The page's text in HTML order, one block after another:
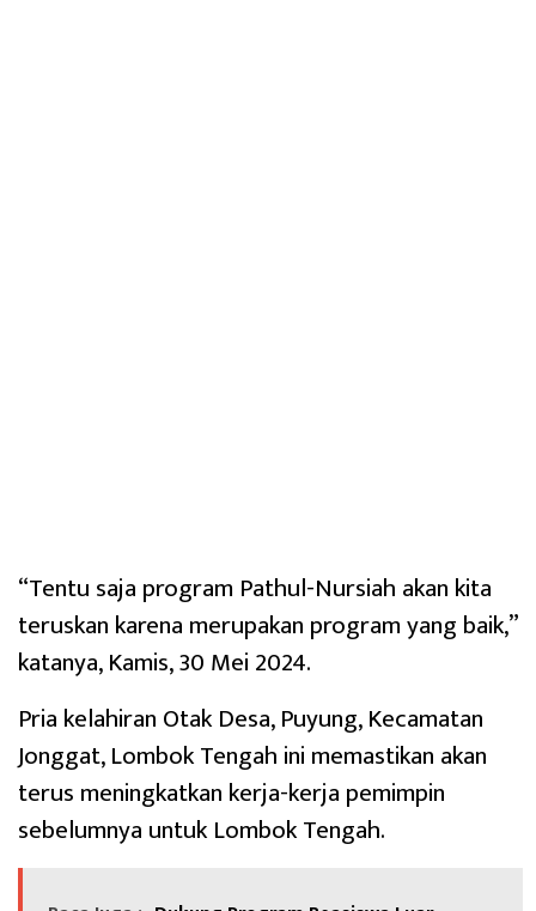
“Tentu saja program Pathul-Nursiah akan kita
teruskan karena merupakan program yang baik,”
katanya, Kamis, 30 Mei 2024.
Pria kelahiran Otak Desa, Puyung, Kecamatan
Jonggat, Lombok Tengah ini memastikan akan
terus meningkatkan kerja-kerja pemimpin
sebelumnya untuk Lombok Tengah.